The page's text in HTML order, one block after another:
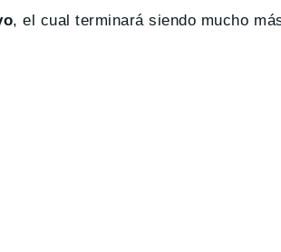
, el cual terminará siendo mucho